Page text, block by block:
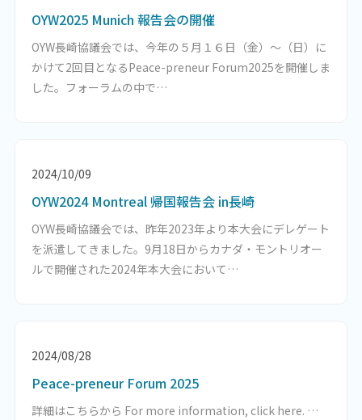
OYW2025 Munich 報告会の開催
OYW長崎協議会では、今年の５月１６日（金）～（日）に
かけて2回目となるPeace-preneur Forum2025を開催しま
した。フォーラムの中で…
2024/10/09
OYW2024 Montreal 帰国報告会 in長崎
OYW長崎協議会では、昨年2023年より本大会にデレゲート
を派遣してきました。9月18日からカナダ・モントリオー
ルで開催された2024年本大会において…
2024/08/28
Peace-preneur Forum 2025
詳細はこちらから For more information, click here. …